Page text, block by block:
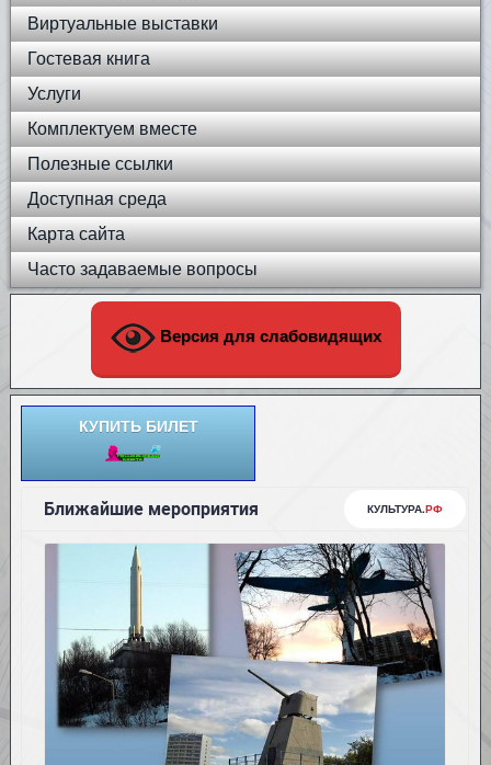
Виртуальные выставки
Гостевая книга
Услуги
Комплектуем вместе
Полезные ссылки
Доступная среда
Карта сайта
Часто задаваемые вопросы
Версия для слабовидящих
КУПИТЬ БИЛЕТ